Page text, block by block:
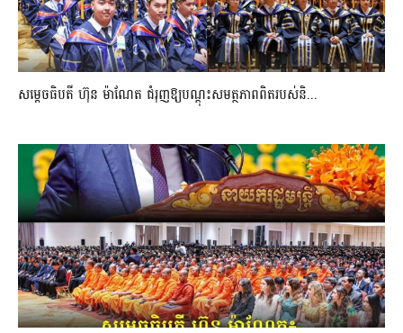
សម្តេចធិបតី ហ៊ុន ម៉ាណែត ជំរុញឱ្យបណ្តុះសមត្ថភាពពិតរបស់និ...